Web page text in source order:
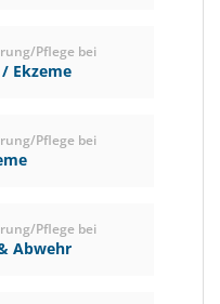
Pflege bei
Ekzeme
Pflege bei
Pflege bei
Abwehr